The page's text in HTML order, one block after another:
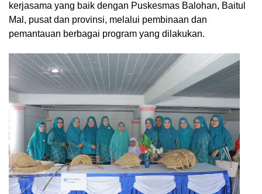
kerjasama yang baik dengan Puskesmas Balohan, Baitul
Mal, pusat dan provinsi, melalui pembinaan dan
pemantauan berbagai program yang dilakukan.